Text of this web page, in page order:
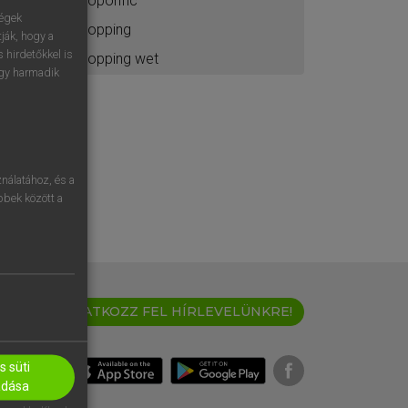
sopping
sopping wet
IRATKOZZ FEL HÍRLEVELÜNKRE!
hogy a
hirdetőkkel is
harmadik
és a
között a
süti